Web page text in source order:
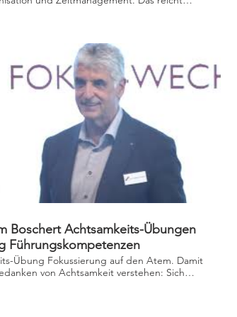
Meta-Kompetenz für das Steuern
Emotionen und Haltungen. Der Weg
über Achtsamkeit.Achtsamkeit ist eine
die hilft, eigene Wahrnehmungs-,
besser zu erkennen
zu lenken. Dazu lernt man ‚mentale
"Lichtgespräche" der ADG
Genossenschaften im Oktober 2018
Übungen
Führungskompetenzen
Übung Fokussierung auf den Atem. Damit
von Achtsamkeit verstehen: Sich